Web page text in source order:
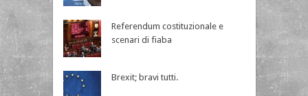
Referendum costituzionale e
scenari di fiaba
Brexit; bravi tutti.